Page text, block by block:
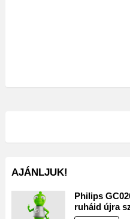
AJÁNLJUK!
Philips
ruháid újra